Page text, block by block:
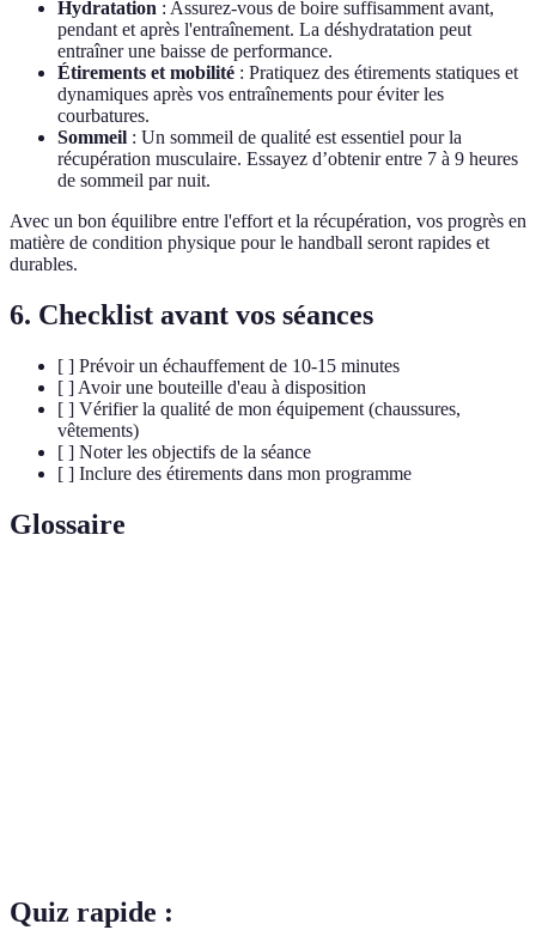
Hydratation : Assurez-vous de boire suffisamment avant,
pendant et après l'entraînement. La déshydratation peut
entraîner une baisse de performance.
Étirements et mobilité : Pratiquez des étirements statiques et
dynamiques après vos entraînements pour éviter les
courbatures.
Sommeil : Un sommeil de qualité est essentiel pour la
récupération musculaire. Essayez d’obtenir entre 7 à 9 heures
de sommeil par nuit.
Avec un bon équilibre entre l'effort et la récupération, vos progrès en
matière de condition physique pour le handball seront rapides et
durables.
6. Checklist avant vos séances
[ ] Prévoir un échauffement de 10-15 minutes
[ ] Avoir une bouteille d'eau à disposition
[ ] Vérifier la qualité de mon équipement (chaussures,
vêtements)
[ ] Noter les objectifs de la séance
[ ] Inclure des étirements dans mon programme
Glossaire
Quiz rapide :